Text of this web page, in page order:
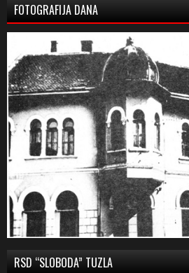
FOTOGRAFIJA DANA
RSD “SLOBODA” TUZLA